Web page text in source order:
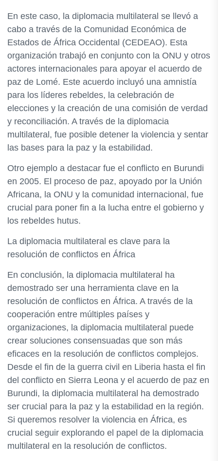
En este caso, la diplomacia multilateral se llevó a
cabo a través de la Comunidad Económica de
Estados de África Occidental (CEDEAO). Esta
organización trabajó en conjunto con la ONU y otros
actores internacionales para apoyar el acuerdo de
paz de Lomé. Este acuerdo incluyó una amnistía
para los líderes rebeldes, la celebración de
elecciones y la creación de una comisión de verdad
y reconciliación. A través de la diplomacia
multilateral, fue posible detener la violencia y sentar
las bases para la paz y la estabilidad.
Otro ejemplo a destacar fue el conflicto en Burundi
en 2005. El proceso de paz, apoyado por la Unión
Africana, la ONU y la comunidad internacional, fue
crucial para poner fin a la lucha entre el gobierno y
los rebeldes hutus.
La diplomacia multilateral es clave para la
resolución de conflictos en África
En conclusión, la diplomacia multilateral ha
demostrado ser una herramienta clave en la
resolución de conflictos en África. A través de la
cooperación entre múltiples países y
organizaciones, la diplomacia multilateral puede
crear soluciones consensuadas que son más
eficaces en la resolución de conflictos complejos.
Desde el fin de la guerra civil en Liberia hasta el fin
del conflicto en Sierra Leona y el acuerdo de paz en
Burundi, la diplomacia multilateral ha demostrado
ser crucial para la paz y la estabilidad en la región.
Si queremos resolver la violencia en África, es
crucial seguir explorando el papel de la diplomacia
multilateral en la resolución de conflictos.